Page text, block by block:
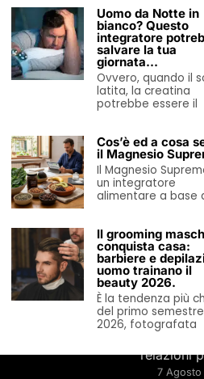
Amichevoli 8 agosto: in
Milan,
7 Agosto
Trattative del 7 agosto:
brasiliano
7 Agosto
Ferragosto 2026 in
gli stranieri, gli italiani
7 Agosto
Relaxed Fit o Slim Fit?
uomo estate
7 Agosto
Come gestire la gelosia:
relazioni
7 Agosto
Uomo da Notte in
bianco? Questo
integratore
salvare la tua
giornata…
Ovvero, quando il
latita, la creatina
potrebbe essere il
Cos’è ed a cosa
il Magnesio
Il Magnesio
un integratore
alimentare a base
Il grooming
conquista casa:
barbiere e
uomo trainano il
beauty 2026.
È la tendenza più
del primo semestre
2026, fotografata